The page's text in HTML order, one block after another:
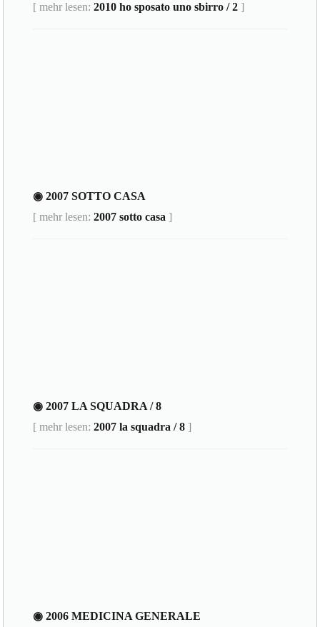
[ mehr lesen:2010 ho sposato uno sbirro / 2 ]
◉ 2007 SOTTO CASA
[ mehr lesen:2007 sotto casa ]
◉ 2007 LA SQUADRA / 8
[ mehr lesen:2007 la squadra / 8 ]
◉ 2006 MEDICINA GENERALE